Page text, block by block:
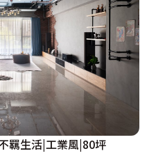
羈生活|工業風|80坪